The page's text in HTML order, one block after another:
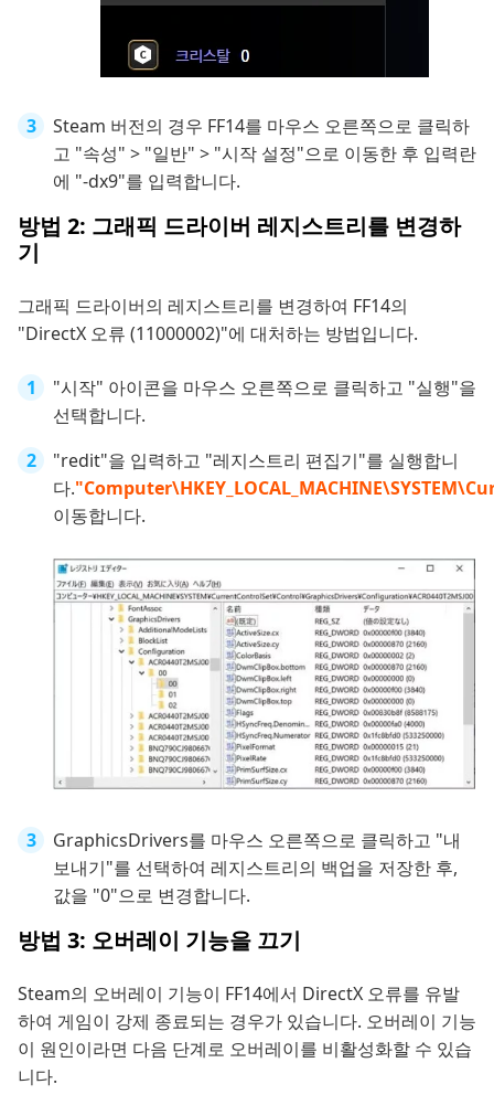
Steam 버전의 경우 FF14를 마우스 오른쪽으로 클릭하
고 "속성" > "일반" > "시작 설정"으로 이동한 후 입력란
에 "-dx9"를 입력합니다.
방법 2: 그래픽 드라이버 레지스트리를 변경하
기
그래픽 드라이버의 레지스트리를 변경하여 FF14의
"DirectX 오류 (11000002)"에 대처하는 방법입니다.
"시작" 아이콘을 마우스 오른쪽으로 클릭하고 "실행"을
선택합니다.
"redit"을 입력하고 "레지스트리 편집기"를 실행합니
다.
이동합니다.
GraphicsDrivers를 마우스 오른쪽으로 클릭하고 "내
보내기"를 선택하여 레지스트리의 백업을 저장한 후,
값을 "0"으로 변경합니다.
방법 3: 오버레이 기능을 끄기
Steam의 오버레이 기능이 FF14에서 DirectX 오류를 유발
하여 게임이 강제 종료되는 경우가 있습니다. 오버레이 기능
이 원인이라면 다음 단계로 오버레이를 비활성화할 수 있습
니다.